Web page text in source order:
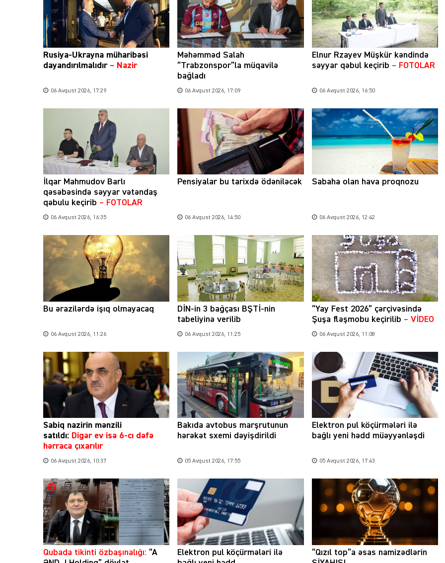
Rusiya-Ukrayna müharibəsi
dayandırılmalıdır– Nazir
06 Avqust 2026, 17:29
Məhəmməd Salah
“Trabzonspor”la müqavilə
bağladı
06 Avqust 2026, 17:09
Elnur Rzayev Müşkür kəndində
səyyar qəbul keçirib – FOTOLAR
06 Avqust 2026, 16:50
İlqar Mahmudov Barlı
qəsəbəsində səyyar vətəndaş
qəbulu keçirib – FOTOLAR
06 Avqust 2026, 16:35
Pensiyalar bu tarixdə ödəniləcək
06 Avqust 2026, 14:50
Sabaha olan hava proqnozu
06 Avqust 2026, 12:42
Bu ərazilərdə işıq olmayacaq
06 Avqust 2026, 11:26
DİN-in 3 bağçası BŞTİ-nin
tabeliyinə verilib
06 Avqust 2026, 11:25
“Yay Fest 2026” çərçivəsində
Şuşa fləşmobu keçirilib – VİDEO
06 Avqust 2026, 11:08
Sabiq nazirin mənzili
satıldı: Digər ev isə 6-cı dəfə
hərraca çıxarılır
06 Avqust 2026, 10:37
Bakıda avtobus marşrutunun
hərəkət sxemi dəyişdirildi
05 Avqust 2026, 17:55
Elektron pul köçürmələri ilə
bağlı yeni hədd müəyyənləşdi
05 Avqust 2026, 17:43
Qubada tikinti özbaşınalığı: “A
Elektron pul köçürmələri ilə
“Qızıl top”a əsas namizədlərin
Şəhərsalma ili və qanunsuz tikintilər:
nəzarət mexanizmi haradadır?
01 İyun 2026, 11:28